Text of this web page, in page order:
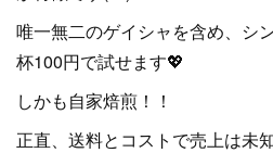
唯一無二のゲイシャを含め、シ
杯100円で試せます💖
しかも自家焙煎！！
正直、送料とコストで売上は未